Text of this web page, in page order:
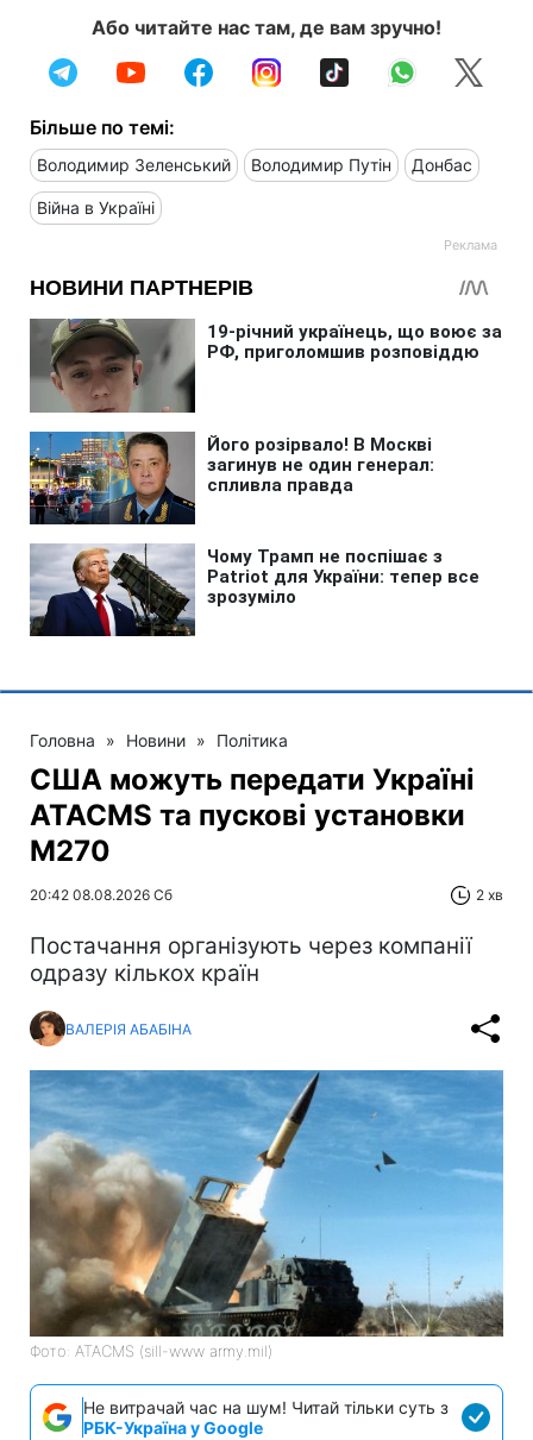
Або читайте нас там, де вам зручно!
Більше по темі:
Володимир Зеленський Володимир Путін Донбас
Війна в Україні
Головна » Новини » Політика
США можуть передати Україні
ATACMS та пускові установки
M270
20:42 08.08.2026 Сб 2 хв
Постачання організують через компанії
одразу кількох країн
ВАЛЕРІЯ АБАБІНА
Фото: ATACMS (sill-www army.mil)
Не витрачай час на шум! Читай тільки суть з
РБК-Україна у Google